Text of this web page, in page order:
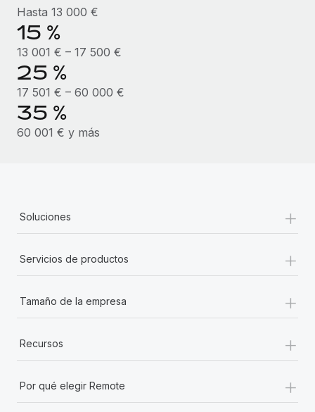
Hasta 13 000 €
15 %
13 001 € – 17 500 €
25 %
17 501 € – 60 000 €
35 %
60 001 € y más
Soluciones +
Servicios de productos +
Tamaño de la empresa +
Recursos +
Por qué elegir Remote +